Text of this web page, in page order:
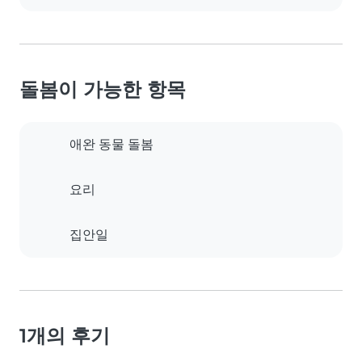
돌봄이 가능한 항목
애완 동물 돌봄
요리
집안일
1개의 후기